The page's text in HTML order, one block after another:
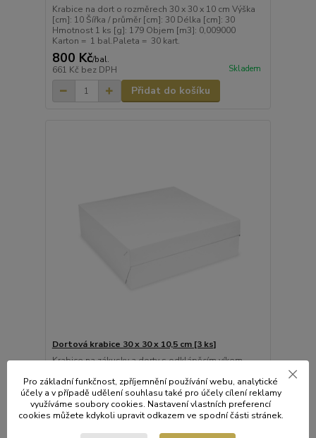
Krabice na dort o rozměrech 30 x 30 x 10 cm Výška
[cm]: 10 Šířka / průměr [cm]: 30 Délka [cm]: 30
Hmotnost 1 ks [g]: 179 Objem [m3]: 0,009000
Karton = 1 bal.Paleta = 30 kart.
800 Kč/bal.
661 Kč bez DPH Skladem
Přidat do košíku
Dortová krabice 30 x 30 x 10,5 cm [3 ks]
Krabice na zákusky a dorty s odklápěcím víkem.
strojní lepenky.
63 Kč bal.
52 Kčbez DPH Skladem
Přidat do košíku
Pro základní funkčnost, zpříjemnění používání webu, analytické
účely a v případě udělení souhlasu také pro účely cílení reklamy
využíváme soubory cookies. Nastavení vlastních preferencí
cookies můžete kdykoli upravit odkazem ve spodní části stránek.